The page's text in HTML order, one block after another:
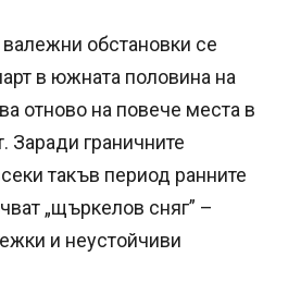
обстановки се
в южната половина на
отново на повече места в
Заради граничните
такъв период ранните
„щъркелов сняг” –
и неустойчиви